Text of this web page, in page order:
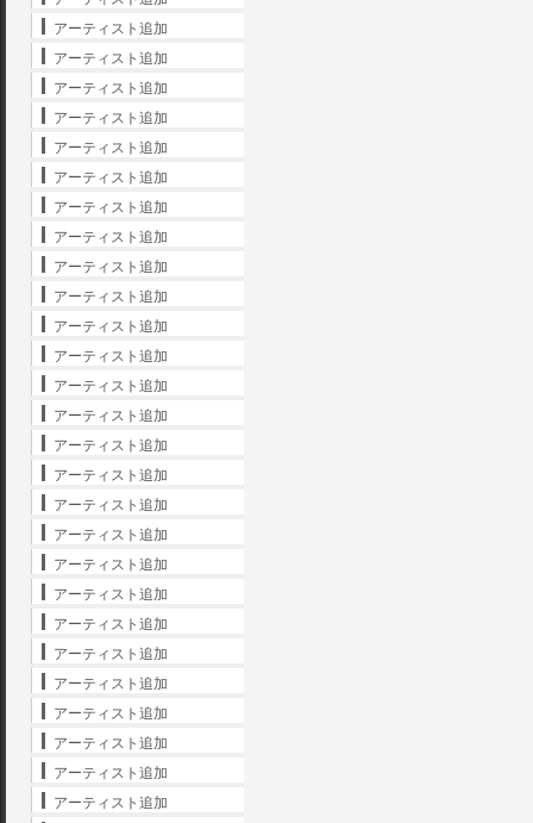
アーティスト追加
アーティスト追加
アーティスト追加
アーティスト追加
アーティスト追加
アーティスト追加
アーティスト追加
アーティスト追加
アーティスト追加
アーティスト追加
アーティスト追加
アーティスト追加
アーティスト追加
アーティスト追加
アーティスト追加
アーティスト追加
アーティスト追加
アーティスト追加
アーティスト追加
アーティスト追加
アーティスト追加
アーティスト追加
アーティスト追加
アーティスト追加
アーティスト追加
アーティスト追加
アーティスト追加